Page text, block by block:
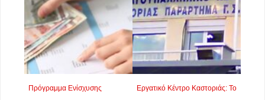
Πρόγραμμα Ενίσχυσης
Εργατικό Κέντρο Καστοριάς: Το